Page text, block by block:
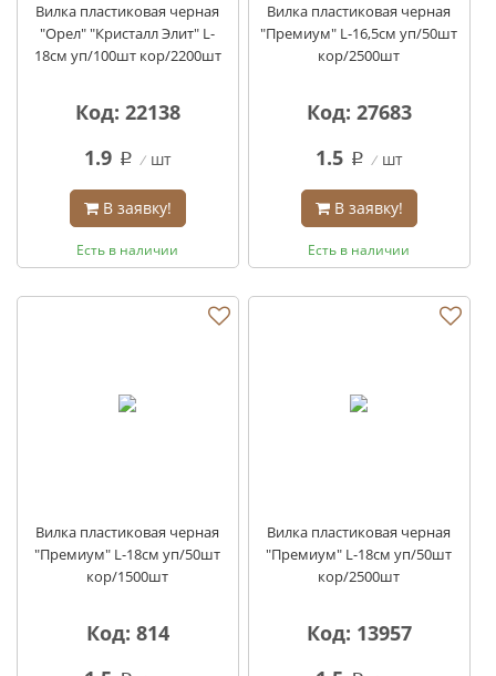
Вилка пластиковая черная
"Орел" "Кристалл Элит" L-
18см уп/100шт кор/2200шт
Код: 22138
1.9 q шт
В заявку!
Есть в наличии
Вилка пластиковая черная
"Премиум" L-16,5см уп/50шт
кор/2500шт
Код: 27683
1.5 q шт
В заявку!
Есть в наличии
Вилка пластиковая черная
"Премиум" L-18см уп/50шт
кор/1500шт
Код: 814
Вилка пластиковая черная
"Премиум" L-18см уп/50шт
кор/2500шт
Код: 13957